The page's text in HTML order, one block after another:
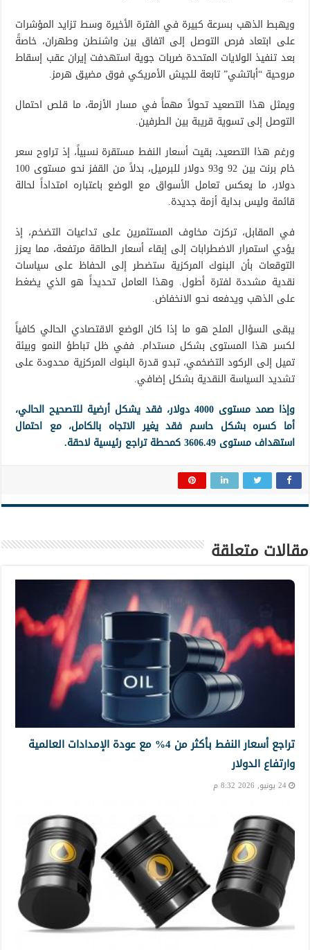
ويهبط الذهب بسرعة كبيرة في الفترة الأخيرة وسط تزايد المؤشرات
على ابتعاد فرص التوصل إلى اتفاق بين واشنطن وطهران، خاصةً
بعد تنفيذ الولايات المتحدة ضربات جوية استهدفت إيران عقب إسقاط
مروحية “أباتشي” تابعة للجيش الأمريكي فوق مضيق هرمز.
ويمثل هذا التصعيد تحولاً مهماً في مسار الأزمة، ما قلص احتمال
التوصل إلى تسوية قريبة بين الطرفين.
ورغم هذا التصعيد، بقيت أسعار النفط مستقرة نسبياً، إذ تراوح سعر
خام برنت بين 92 و93 دولار للبرميل، بدلاً من القفز نحو مستوى 100
دولار، ما يعكس تعامل الأسواق مع الوضع باعتباره امتداداً لحالة
قائمة وليس بداية أزمة جديدة.
في المقابل، تركزت مخاوف المستثمرين على تداعيات التضخم، إذ
يؤدي استمرار الاضطرابات إلى إبقاء أسعار الطاقة مرتفعة، مما يعزز
التوقعات بأن البنوك المركزية ستضطر إلى الحفاظ على سياسات
نقدية مشددة لفترة أطول. وهذا العامل تحديداً هو الذي يضغط
على الذهب ويدفعه نحو الانخفاض.
يبقى السؤال الملح هو ما إذا كان الوضع الاقتصادي الحالي كافياً
لكسر هذا المستوى بشكل مستدام. ففي ظل تباطؤ النمو وبيئة
تميل إلى الركود التضخمي، تبدو قدرة البنوك المركزية محدودة على
تشديد السياسة النقدية بشكل إضافي.
وإذا صمد مستوى 4000 دولار، فقد يشكل أرضية للتصحيح الحالي،
أما كسره بشكل حاسم فقد يغير الاتجاه بالكامل، مع احتمال
استهداف مستوى 3606.49 كمحطة تراجع رئيسية لاحقة.
مقالات متعلقة
تراجع أسعار النفط بأكثر من 4% مع عودة الإمدادات العالمية
وارتفاع الدولار
24 يونيو, 2026 8:32 م